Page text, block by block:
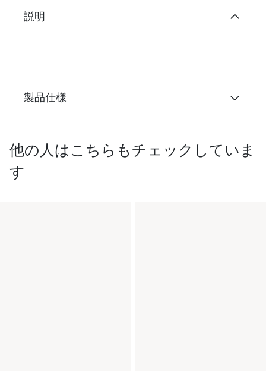
説明
製品仕様
他の人はこちらもチェックしていま
す